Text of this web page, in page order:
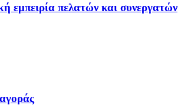
εμπειρία πελατών και συνεργατών